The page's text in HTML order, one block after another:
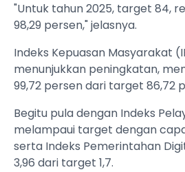
"Untuk tahun 2025, target 84,
98,29 persen," jelasnya.
Indeks Kepuasan Masyarakat
menunjukkan peningkatan,
99,72 persen dari target 86,72
Begitu pula dengan Indeks
melampaui target dengan
serta Indeks Pemerintahan
3,96 dari target 1,7.